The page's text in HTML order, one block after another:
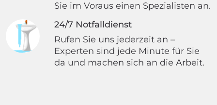
Sie im Voraus einen Spezialisten an.
24/7 Notfalldienst
Rufen Sie uns jederzeit an –
Experten sind jede Minute für Sie
da und machen sich an die Arbeit.